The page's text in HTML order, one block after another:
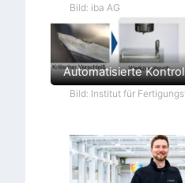
Bild: iba AG
Automatisierte
Bild: Institut für